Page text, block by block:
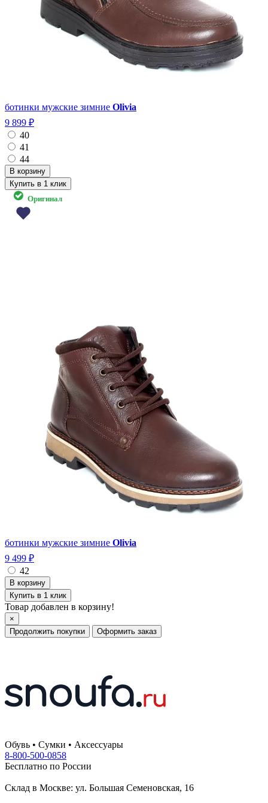
ботинки мужские зимние Olivia
9 899 ₽
40
41
44
Купить в 1 клик
Оригинал
ботинки мужские зимние Olivia
9 499 ₽
42
Купить в 1 клик
Товар добавлен в корзину!
×
Продолжить покупки
Оформить заказ
Обувь • Сумки • Аксессуары
8-800-500-0858
Бесплатно по России
Склад в Москве: ул. Большая Семеновская, 16